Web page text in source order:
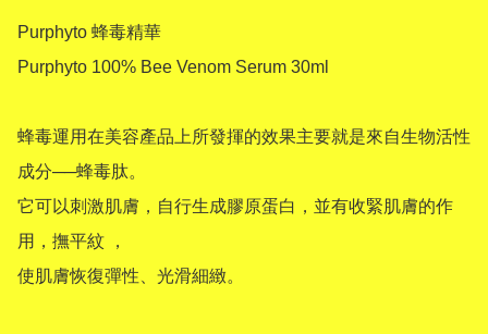
Purphyto 蜂毒精華
Purphyto 100% Bee Venom Serum 30ml
蜂毒運用在美容產品上所發揮的效果主要就是來自生物活性
成分──蜂毒肽。
它可以刺激肌膚，自行生成膠原蛋白，並有收緊肌膚的作
用，撫平紋 ，
使肌膚恢復彈性、光滑細緻。